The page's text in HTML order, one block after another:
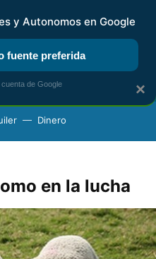
KIT DIGITAL RENTA
Dinero
en la lucha
×
y Autonomos en Google
fuente preferida
de Google